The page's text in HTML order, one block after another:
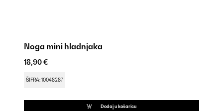
Noga mini hladnjaka
18,90 €
ŠIFRA: 10048287
Dodaj u košaricu